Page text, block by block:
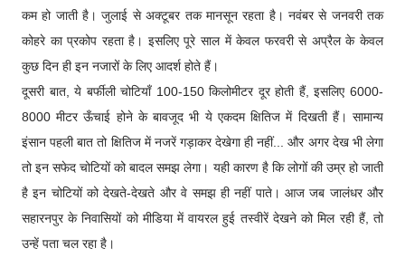
कम हो जाती है। जुलाई से अक्टूबर तक मानसून रहता है। नवंबर से जनवरी तक
कोहरे का प्रकोप रहता है। इसलिए पूरे साल में केवल फरवरी से अप्रैल के केवल
कुछ दिन ही इन नजारों के लिए आदर्श होते हैं।
दूसरी बात, ये बर्फीली चोटियाँ 100-150 किलोमीटर दूर होती हैं, इसलिए 6000-
8000 मीटर ऊँचाई होने के बावजूद भी ये एकदम क्षितिज में दिखती हैं। सामान्य
इंसान पहली बात तो क्षितिज में नजरें गड़ाकर देखेगा ही नहीं... और अगर देख भी लेगा
तो इन सफेद चोटियों को बादल समझ लेगा। यही कारण है कि लोगों की उम्र हो जाती
है इन चोटियों को देखते-देखते और वे समझ ही नहीं पाते। आज जब जालंधर और
सहारनपुर के निवासियों को मीडिया में वायरल हुई तस्वीरें देखने को मिल रही हैं, तो
उन्हें पता चल रहा है।